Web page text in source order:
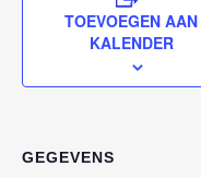
TOEVOEGEN AAN
KALENDER
GEGEVENS